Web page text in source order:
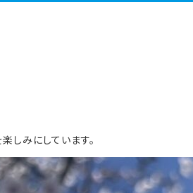
しみにしています。